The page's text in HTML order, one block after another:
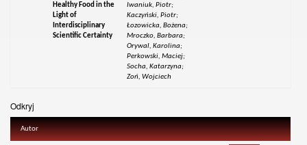
Healthy Food in the
Light of
Interdisciplinary
Scientific Certainty
Iwaniuk, Piotr;
Kaczyński, Piotr;
Łozowicka, Bożena;
Mroczko, Barbara;
Orywal, Karolina;
Perkowski, Maciej;
Socha, Katarzyna;
Zoń, Wojciech
Odkryj
Autor